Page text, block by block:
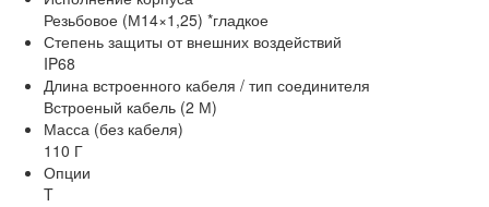
Резьбовое (М14×1,25) *гладкое
Степень защиты от внешних воздействий
IP68
Длина встроенного кабеля / тип соединителя
Встроеный кабель (2 М)
Масса (без кабеля)
110 Г
Опции
T